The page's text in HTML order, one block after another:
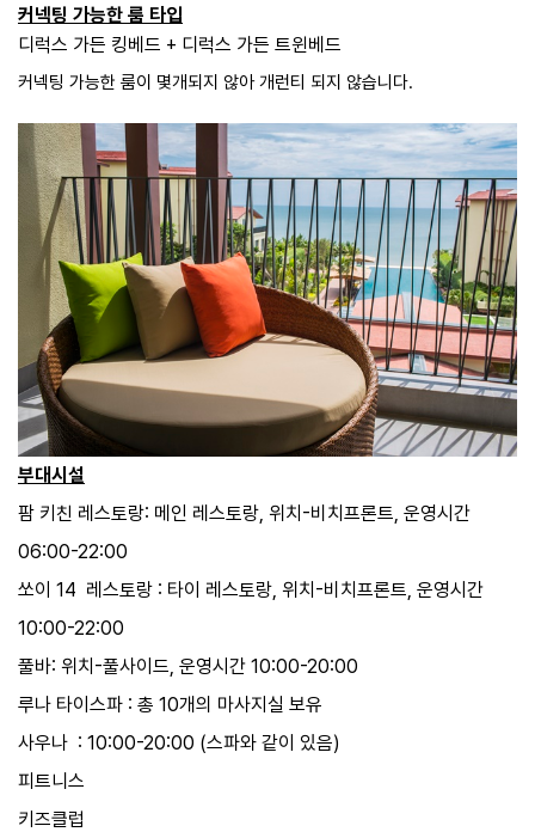
커넥팅 가능한 룸 타입
디럭스 가든 킹베드 + 디럭스 가든 트윈베드
커넥팅 가능한 룸이 몇개되지 않아 개런티 되지 않습니다.
부대시설
팜 키친 레스토랑: 메인 레스토랑, 위치-비치프론트, 운영시간
06:00-22:00
쏘이 14 레스토랑 : 타이 레스토랑, 위치-비치프론트, 운영시간
10:00-22:00
풀바: 위치-풀사이드, 운영시간 10:00-20:00
루나 타이스파 : 총 10개의 마사지실 보유
사우나 : 10:00-20:00 (스파와 같이 있음)
피트니스
키즈클럽